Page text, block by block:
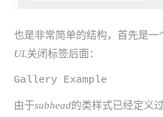
也是非常简单的结构，首先是
UL关闭标签后面：
Gallery Example
由于subhead的类样式已经定义